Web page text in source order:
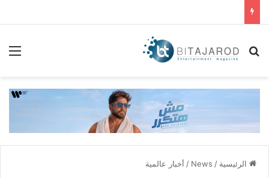
بحث عن
الرئيسية /
News
/ أخبار عالمية